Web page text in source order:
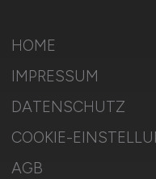
HOME
IMPRESSUM
DATENSCHUTZ
COOKIE-
AGB